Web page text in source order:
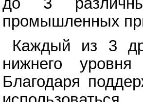
до 3
промышленных
Каждый из 3
нижнего
Благодаря